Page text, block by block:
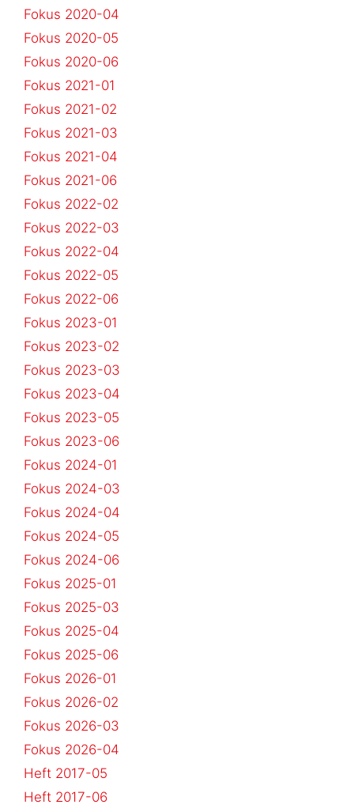
Fokus 2020-04
Fokus 2020-05
Fokus 2020-06
Fokus 2021-01
Fokus 2021-02
Fokus 2021-03
Fokus 2021-04
Fokus 2021-06
Fokus 2022-02
Fokus 2022-03
Fokus 2022-04
Fokus 2022-05
Fokus 2022-06
Fokus 2023-01
Fokus 2023-02
Fokus 2023-03
Fokus 2023-04
Fokus 2023-05
Fokus 2023-06
Fokus 2024-01
Fokus 2024-03
Fokus 2024-04
Fokus 2024-05
Fokus 2024-06
Fokus 2025-01
Fokus 2025-03
Fokus 2025-04
Fokus 2025-06
Fokus 2026-01
Fokus 2026-02
Fokus 2026-03
Fokus 2026-04
Heft 2017-05
Heft 2017-06